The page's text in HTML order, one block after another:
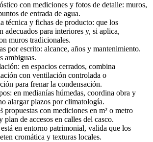
con mediciones y fotos de detalle: muros,
de entrada de agua.
técnica y fichas de producto: que los
adecuados para interiores y, si aplica,
muros tradicionales.
por escrito: alcance, años y mantenimiento.
ambiguas.
en espacios cerrados, combina
con ventilación controlada o
para frenar la condensación.
en medianías húmedas, coordina obra y
alargar plazos por climatología.
propuestas con mediciones en m² o metro
plan de accesos en calles del casco.
en entorno patrimonial, valida que los
cromática y texturas locales.